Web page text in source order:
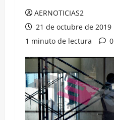
AERNOTICIAS2
21 de octubre de 2019
1 minuto de lectura
0